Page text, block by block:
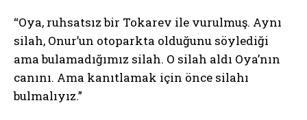
“Oya, ruhsatsız bir Tokarev ile vurulmuş. Aynı
silah, Onur’un otoparkta olduğunu söylediği
ama bulamadığımız silah. O silah aldı Oya’nın
canını. Ama kanıtlamak için önce silahı
bulmalıyız.”